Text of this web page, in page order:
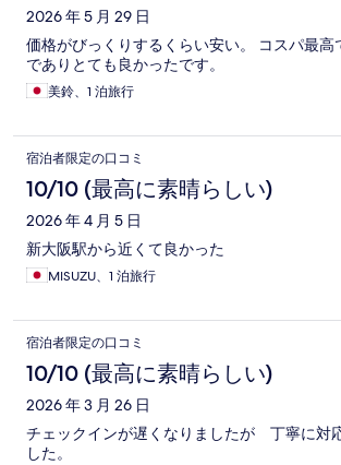
2026 年 5 月 29 日
価格がびっくりするくらい安い。 コスパ最高
でありとても良かったです。
美鈴、1 泊旅行
宿泊者限定の口コミ
10/10 (最高に素晴らしい)
2026 年 4 月 5 日
新大阪駅から近くて良かった
MISUZU、1 泊旅行
宿泊者限定の口コミ
10/10 (最高に素晴らしい)
2026 年 3 月 26 日
チェックインが遅くなりましたが 丁寧に対
した。